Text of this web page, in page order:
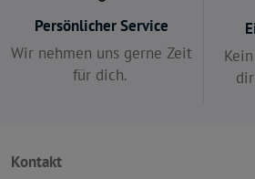
Persönlicher Service
Wir nehmen uns gerne Zeit
für dich.
Kontakt